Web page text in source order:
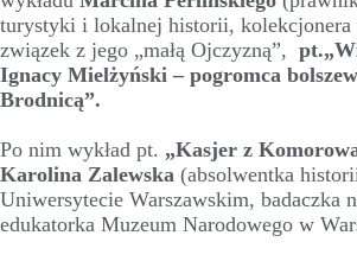
turystyki i lokalnej historii, kolekcjonera
związek z jego „małą Ojczyzną”,
Ignacy Mielżyński – pogromca
Brodnicą”.
Po nim wykład pt. „Kasjer z
Karolina Zalewska (absolwentka
Uniwersytecie Warszawskim, badaczka
edukatorka Muzeum Narodowego w